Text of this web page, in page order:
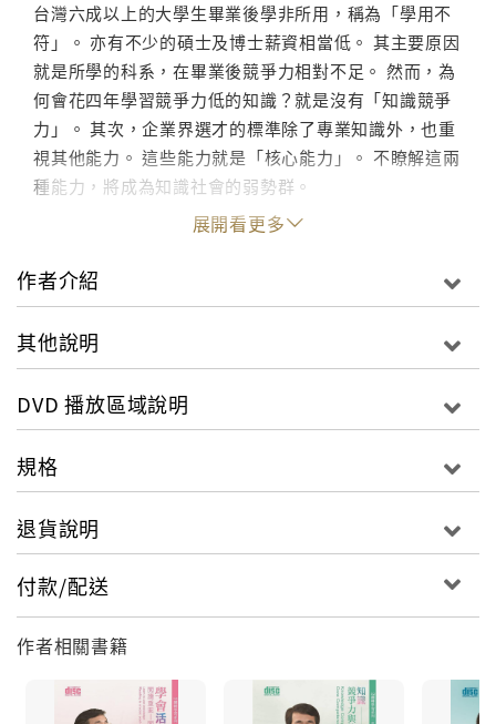
台灣六成以上的大學生畢業後學非所用，稱為「學用不
符」。 亦有不少的碩士及博士薪資相當低。 其主要原因
就是所學的科系，在畢業後競爭力相對不足。 然而，為
何會花四年學習競爭力低的知識？就是沒有「知識競爭
力」。 其次，企業界選才的標準除了專業知識外，也重
視其他能力。 這些能力就是「核心能力」。 不瞭解這兩
種能力，將成為知識社會的弱勢群。
展開看更多
作者介紹
其他說明
DVD 播放區域說明
規格
退貨說明
付款/配送
作者相關書籍